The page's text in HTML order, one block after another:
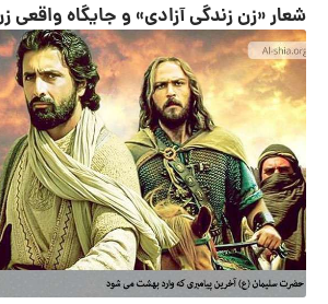
شعار «زن زندگی آزادی» و جایگاه واقعی